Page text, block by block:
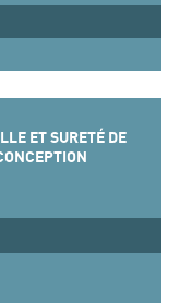
ET SURETÉ DE